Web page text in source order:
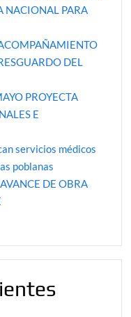
NACIONAL PARA
DEL
PROYECTA
E
servicios médicos
poblanas
DE OBRA